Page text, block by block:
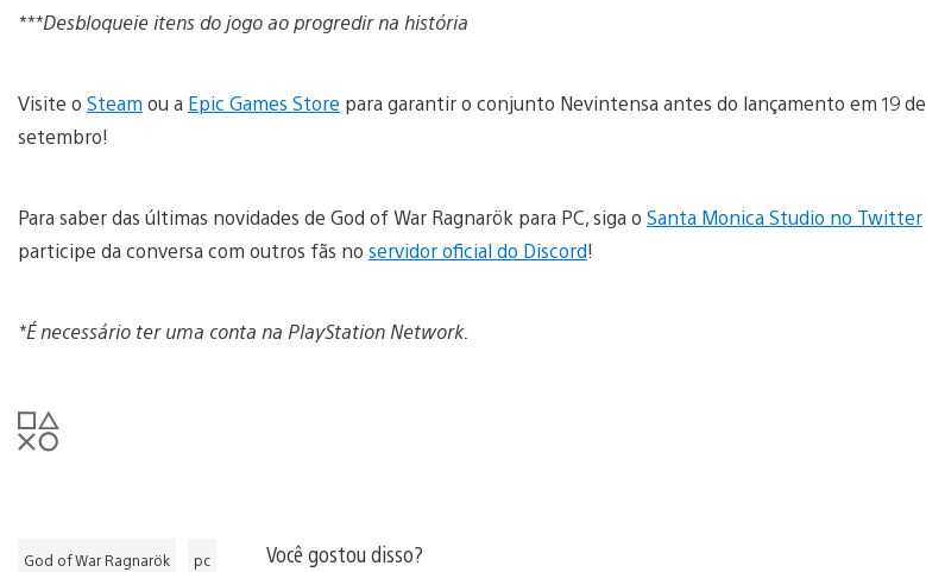
***Desbloqueie itens do jogo ao progredir na história
Visite o Steam ou a Epic Games Store para garantir o conjunto Nevintensa antes do lançamento em 19 de
setembro!
Para saber das últimas novidades de God of War Ragnarök para PC, siga o Santa Monica Studio no Twitter
participe da conversa com outros fãs no servidor oficial do Discord!
*É necessário ter uma conta na PlayStation Network.
God of War Ragnarök pc
Você gostou disso?